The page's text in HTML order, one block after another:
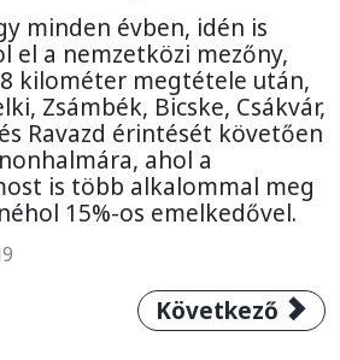
minden évben, idén is
el a nemzetközi mezőny,
kilométer megtétele után,
Zsámbék, Bicske, Csákvár,
Ravazd érintését követően
ahol a
is több alkalommal meg
15%-os emelkedővel.
találta
Következő
Következő